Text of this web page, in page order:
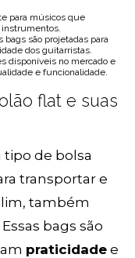
para músicos que
instrumentos.
são projetadas para
dos guitarristas.
disponíveis no mercado e
e funcionalidade.
flat e suas
tipo de bolsa
transportar e
também
bags são
praticidade e